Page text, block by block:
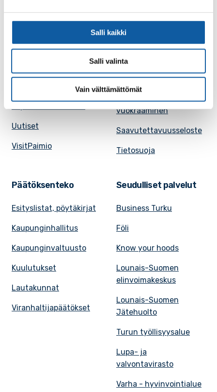
Salli kaikki
Salli valinta
Vain välttämättömät
Paimion mediapankki
SunPaimio -
Uutiset
VisitPaimio
Evästeasetukset
Kaupungille osoitetut
laskut
Kokoustilojen
vuokraaminen
Saavutettavuusseloste
Tietosuoja
Päätöksenteko
Esityslistat, pöytäkirjat
Kaupunginhallitus
Kaupunginvaltuusto
Kuulutukset
Lautakunnat
Viranhaltijapäätökset
Seudulliset palvelut
Business Turku
Föli
Know your hoods
Lounais-Suomen
elinvoimakeskus
Lounais-Suomen
Jätehuolto
Turun työllisyysalue
Lupa- ja
valvontavirasto
Varha - hyvinvointialue